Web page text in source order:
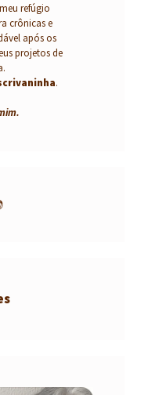
refúgio
crônicas e
após os
projetos de
.
.